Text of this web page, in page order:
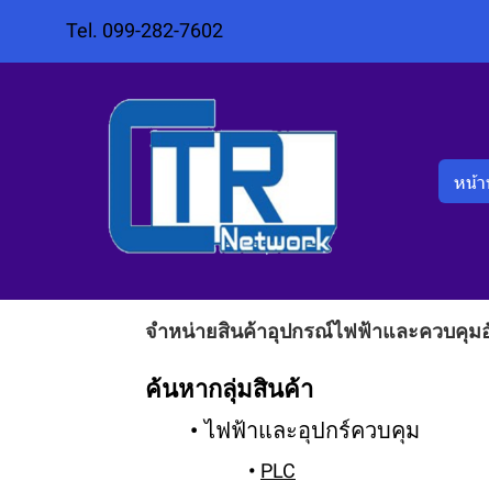
Tel. 099-282-7602
หน้
จำหน่ายสินค้าอุปกรณ์ไฟฟ้าและควบคุมอัต
ค้นหากลุ่มสินค้า
ไฟฟ้าและอุปกร์ควบคุม
PLC